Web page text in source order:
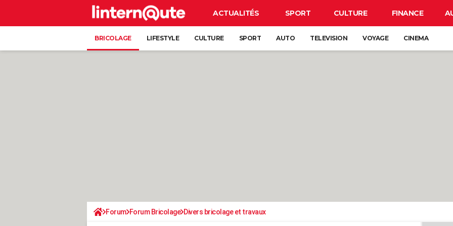
ACTUALITÉS SPORT CULTURE FINANCE
BRICOLAGE LIFESTYLE CULTURE SPORT AUTO TELEVISION VOYAGE CINEMA
Forum Forum Bricolage Divers bricolage et travaux